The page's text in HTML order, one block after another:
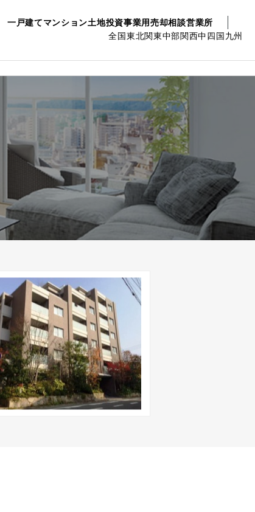
一戸建てマンション土地投資事業用売却相談営業所
全国東北関東中部関西中四国九州